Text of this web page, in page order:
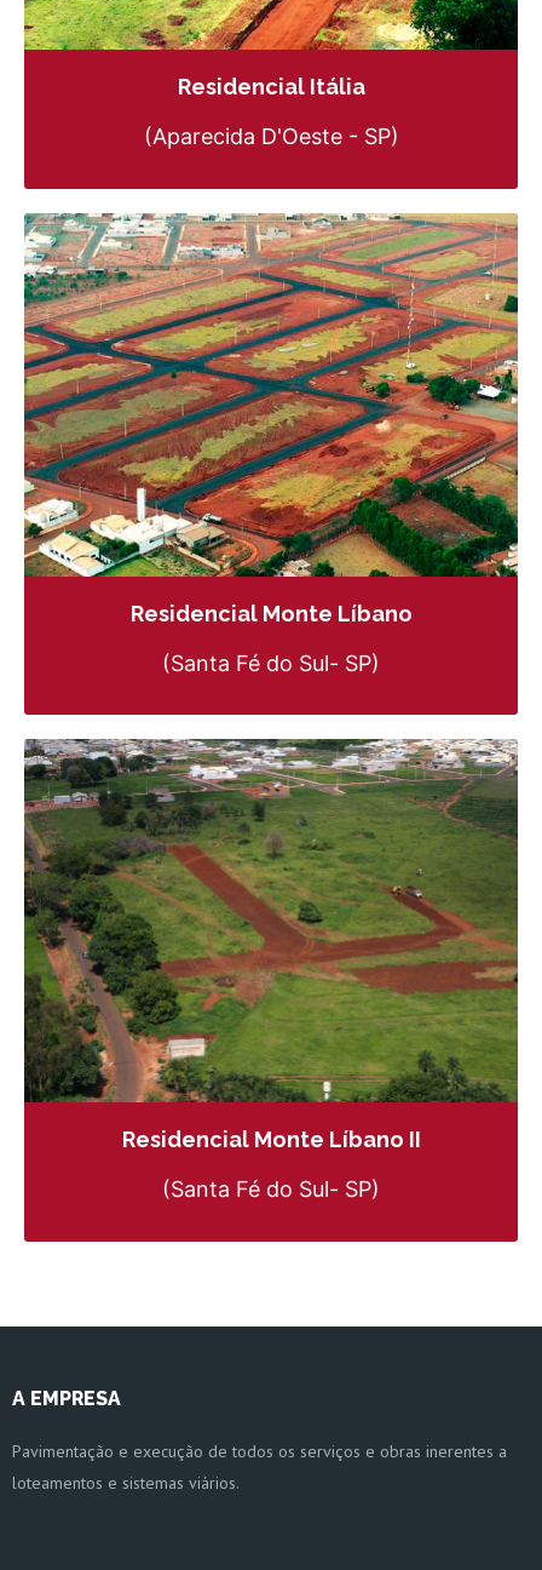
Residencial Itália
(Aparecida D'Oeste - SP)
Residencial Monte Líbano
(Santa Fé do Sul- SP)
Residencial Monte Líbano II
(Santa Fé do Sul- SP)
A EMPRESA
Pavimentação e execução de todos os serviços e obras inerentes a
loteamentos e sistemas viários.